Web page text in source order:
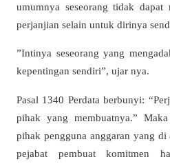
umumnya seseorang tidak dapat
perjanjian selain untuk dirinya
”Intinya seseorang yang
kepentingan sendiri”, ujar nya.
Pasal 1340 Perdata berbunyi:
pihak yang membuatnya.”
pihak pengguna anggaran yang
pejabat pembuat komitmen